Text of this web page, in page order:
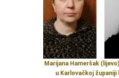
Marijana Hameršak
u Karlovačkoj županiji